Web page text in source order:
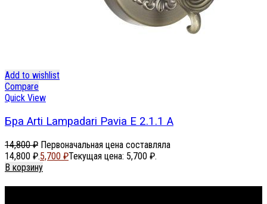
Add to wishlist
Compare
Quick View
Бра Arti Lampadari Pavia E 2.1.1 A
14,800₽ Первоначальная цена составляла
14,800 ₽.5,700 ₽Текущая цена: 5,700 ₽.
В корзину